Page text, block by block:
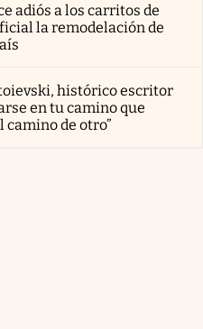
adiós a los carritos de
la remodelación de
histórico escritor
en tu camino que
de otro”